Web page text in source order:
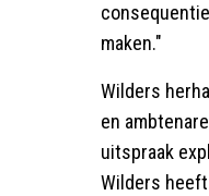
maken."
Wilders
en
uitspraak
Wilders